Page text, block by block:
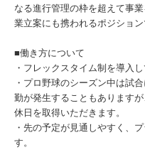
なる進行管理の枠を超えて事
業立案にも携われるポジション
■働き方について
・フレックスタイム制を導入
・プロ野球のシーズン中は試
勤が発生することもあります
休日を取得いただきます。
・先の予定が見通しやすく、
す。